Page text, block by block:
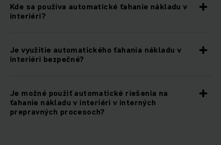
Kde sa používa automatické ťahanie nákladu v
interiéri?
Je využitie automatického ťahania nákladu v
interiéri bezpečné?
Je možné použiť automatické riešenia na
ťahanie nákladu v interiéri v interných
prepravných procesoch?